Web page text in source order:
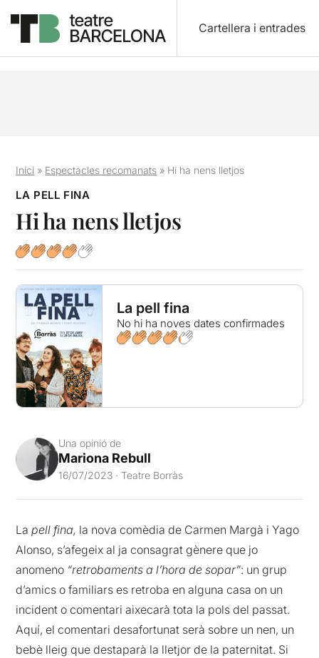
Cartellera i entrades
Inici » Espectacles recomanats » Hi ha nens lletjos
LA PELL FINA
Hi ha nens lletjos
La pell fina
No hi ha noves dates confirmades
Una opinió de
Mariona Rebull
16/07/2023 · Teatre Borràs
Lapell fina, la nova comèdia de Carmen Margà i Yago
Alonso, s’afegeix al ja consagrat gènere que jo
anomeno “retrobaments a l’hora de sopar”: un grup
d’amics o familiars es retroba en alguna casa on un
incident o comentari aixecarà tota la pols del passat.
Aquí, el comentari desafortunat serà sobre un nen, un
bebè lleig que destaparà la lletjor de la paternitat. Si